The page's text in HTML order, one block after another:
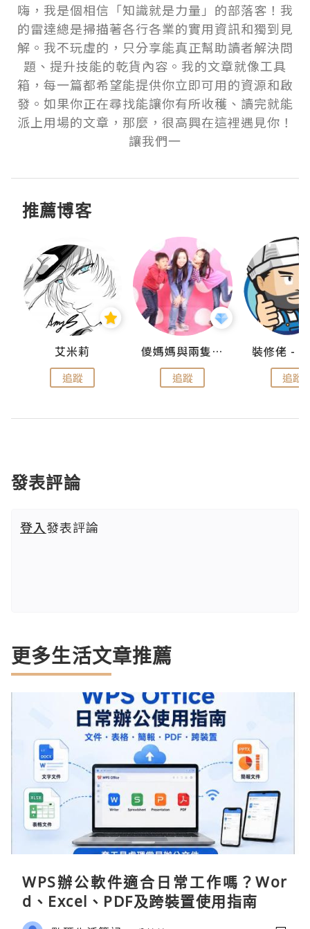
嗨，我是個相信「知識就是力量」的部落客！我
的雷達總是掃描著各行各業的實用資訊和獨到見
解。我不玩虛的，只分享能真正幫助讀者解決問
題、提升技能的乾貨內容。我的文章就像工具
箱，每一篇都希望能提供你立即可用的資源和啟
發。如果你正在尋找能讓你有所收穫、讀完就能
派上用場的文章，那麼，很高興在這裡遇見你！
讓我們一
推薦博客
艾米莉
追蹤
儍媽媽與兩隻小魔怪之家
追蹤 追蹤
發表評論
登入發表評論
更多生活文章推薦
WPS辦公軟件適合日常工作嗎？Wor
d、Excel、PDF及跨裝置使用指南